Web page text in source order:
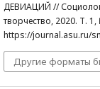
ДЕВИАЦИЙ //
творчество, 2020. Т.
https://journal.asu.ru/
Другие форматы